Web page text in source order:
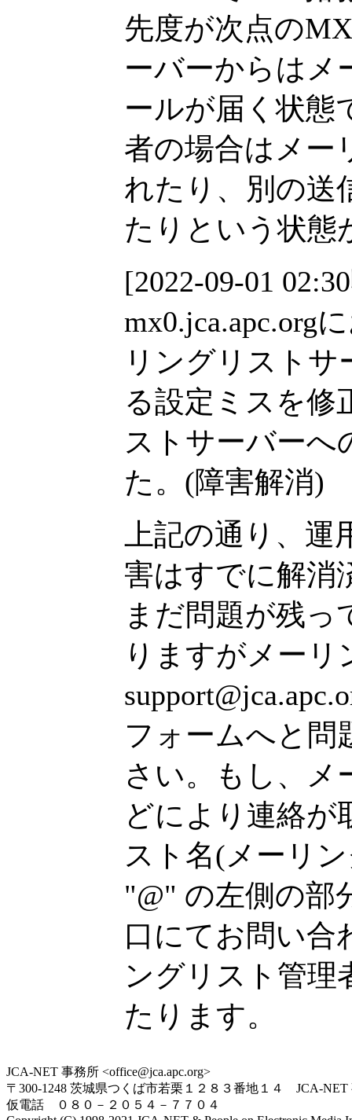
先度が次点の
ーバーからはメ
ールが届く状態
者の場合はメー
れたり、別の送
たりという状態
[2022-09-01
mx0.jca.apc.org
リングリスト
る設定ミスを修
ストサーバーへ
た。(障害解消)
上記の通り、
害はすでに解消
まだ問題が残っ
りますがメーリ
フォームへと問
さい。もし、メ
どにより連絡が
スト名(メーリ
"@" の左側の部
口にてお問い合
ングリスト管理
たります。
JCA-NET 事務所 <office@jca.apc.org>
〒300-1248 茨城県つくば市若栗１２８３番地１４ JCA-NET
仮電話 ０８０－２０５４－７７０４